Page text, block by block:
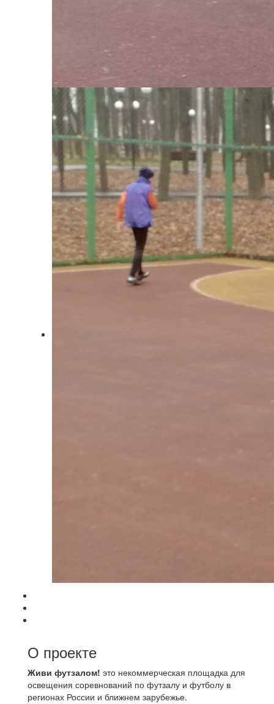
О проекте
Живи футзалом! это некоммерческая площадка для
освещения соревнований по футзалу и футболу в
регионах России и ближнем зарубежье.